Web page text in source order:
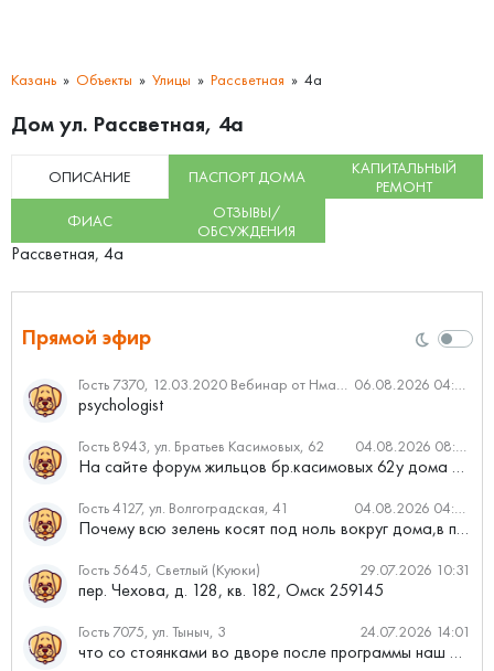
Казань Объекты Улицы Рассветная 4а
Дом ул. Рассветная, 4а
ОПИСАНИЕ ПАСПОРТ ДОМА
КАПИТАЛЬНЫЙ
РЕМОНТ
ФИАС
ОТЗЫВЫ/
ОБСУЖДЕНИЯ
Рассветная, 4а
Прямой эфир
Гость 7370, 12.03.2020 Вебинар от Нмаркет.ПРО: «Актуальное об ипотеке: что нужно знать» 06.08.2026 04:00
psychologist
Гость 8943, ул. Братьев Касимовых, 62 04.08.2026 08:34
На сайте форум жильцов бр.касимовых 62у дома растут красивые...
Гость 4127, ул. Волгоградская, 41 04.08.2026 04:46
Почему всю зелень косят под ноль вокруг дома,в полисадниках....
Гость 5645, Светлый (Куюки) 29.07.2026 10:31
пер. Чехова, д. 128, кв. 182, Омск 259145
Гость 7075, ул. Тыныч, 3 24.07.2026 14:01
что со стоянками во дворе после программы наш двор